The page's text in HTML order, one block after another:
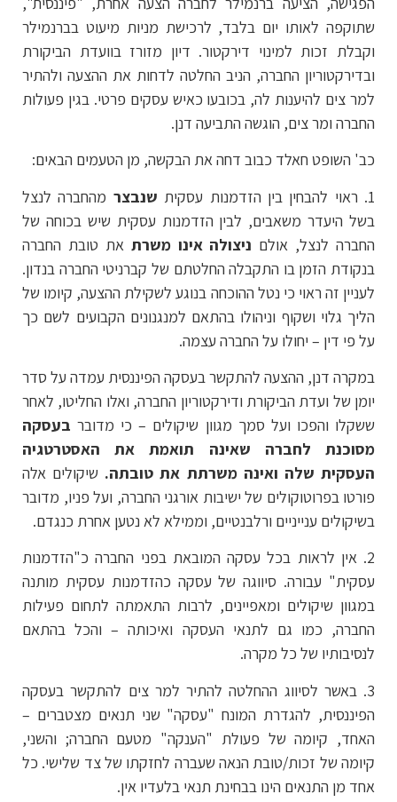
שתוקפה לאותו יום בלבד, לרכישת מניות מיעוט בברנמילר
וקבלת זכות למינוי דירקטור. דיון מזורז בוועדת הביקורת
ובדירקטוריון החברה, הניב החלטה לדחות את ההצעה ולהתיר
למר צים להיענות לה, בכובעו כאיש עסקים פרטי. בגין פעולות
החברה ומר צים, הוגשה התביעה דנן.
כב' השופט חאלד כבוב דחה את הבקשה, מן הטעמים הבאים:
1. ראוי להבחין בין הזדמנות עסקית
שנבצר מהחברה לנצל
בשל היעדר משאבים, לבין הזדמנות עסקית שיש בכוחה של
החברה לנצל, אולם ניצולה אינו משרת את טובת החברה
בנקודת הזמן בו התקבלה החלטתם של קברניטי החברה בנדון.
לעניין זה ראוי כי נטל ההוכחה בנוגע לשקילת ההצעה, קיומו של
הליך גלוי ושקוף וניהולו בהתאם למנגנונים הקבועים לשם כך
על פי דין – יחולו על החברה עצמה.
במקרה דנן, ההצעה להתקשר בעסקה הפיננסית עמדה על סדר
יומן של ועדת הביקורת ודירקטוריון החברה, ואלו החליטו, לאחר
ששקלו והפכו ועל סמך מגוון שיקולים – כי מדובר בעסקה
מסוכנת לחברה שאינה תואמת את האסטרטגיה
העסקית שלה ואינה משרתת את טובתה. שיקולים אלה
פורטו בפרוטוקולים של ישיבות אורגני החברה, ועל פניו, מדובר
בשיקולים ענייניים ורלבנטיים, וממילא לא נטען אחרת כנגדם.
2. אין לראות בכל עסקה המובאת בפני החברה כ"הזדמנות
עסקית" עבורה. סיווגה של עסקה כהזדמנות עסקית מותנה
במגוון שיקולים ומאפיינים, לרבות התאמתה לתחום פעילות
החברה, כמו גם לתנאי העסקה ואיכותה – והכל בהתאם
לנסיבותיו של כל מקרה.
3. באשר לסיווג ההחלטה להתיר למר צים להתקשר בעסקה
הפיננסית, להגדרת המונח "עסקה" שני תנאים מצטברים –
האחד, קיומה של פעולת "הענקה" מטעם החברה; והשני,
קיומה של זכות/טובת הנאה שעברה לחזקתו של צד שלישי. כל
אחד מן התנאים הינו בבחינת תנאי בלעדיו אין.